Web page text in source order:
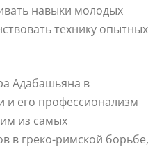
навыки молодых
технику опытных
Адабашьяна в
и его профессионализм
из самых
в греко-римской борьбе,